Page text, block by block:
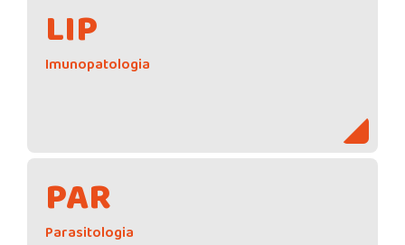
LIP
Imunopatologia
PAR
Parasitologia